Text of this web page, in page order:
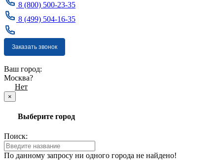
8 (800) 500-23-35
8 (499) 504-16-35
Заказать звонок
Ваш город:
Москва?
Нет
×
Выберите город
Поиск:
По данному запросу ни одного города не найдено!